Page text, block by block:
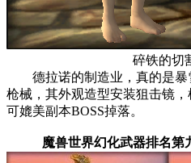
碎铁的切割
德拉诺的制造业，真的是暴
枪械，其外观造型安装狙击镜
可媲美副本BOSS掉落。
魔兽世界幻化武器排名第九